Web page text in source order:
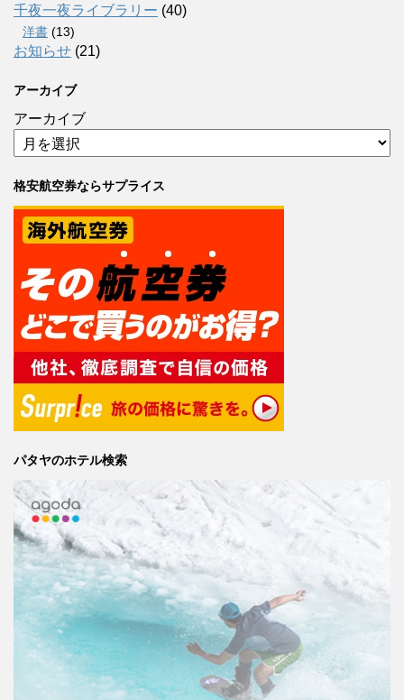
千夜一夜ライブラリー (40)
洋書 (13)
お知らせ (21)
アーカイブ
アーカイブ
格安航空券ならサプライス
パタヤのホテル検索